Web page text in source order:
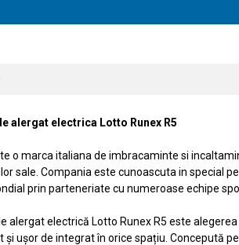
alergat electrica Lotto Runex R5
o marca italiana de imbracaminte si
sale. Compania este cunoascuta in special
prin parteneriate cu numeroase echipe
alergat electrică Lotto Runex R5 este
și ușor de integrat în orice spațiu. Concepută